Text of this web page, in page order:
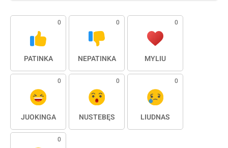
0
PATINKA
0
NEPATINKA
0
MYLIU
0
JUOKINGA
0
NUSTEBĘS
0
LIŪDNAS
0